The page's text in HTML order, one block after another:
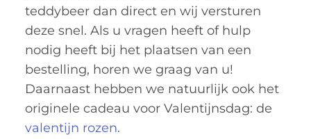
teddybeer dan direct en wij versturen
deze snel. Als u vragen heeft of hulp
nodig heeft bij het plaatsen van een
bestelling, horen we graag van u!
Daarnaast hebben we natuurlijk ook het
originele cadeau voor Valentijnsdag: de
valentijn rozen.